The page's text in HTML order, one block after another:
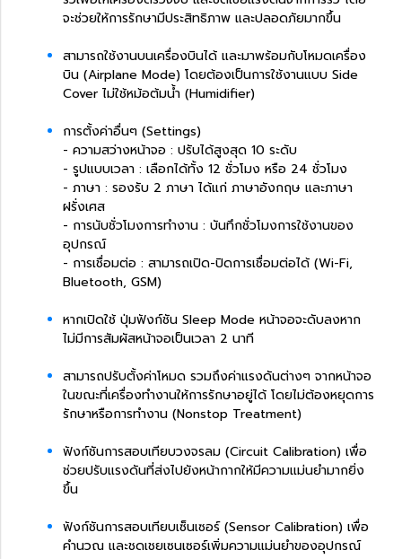
จะช่วยให้การรักษามีประสิทธิภาพ และปลอดภัยมากขึ้น
สามารถใช้งานบนเครื่องบินได้ และมาพร้อมกับโหมดเครื่อง
บิน (Airplane Mode) โดยต้องเป็นการใช้งานแบบ Side
Cover ไม่ใช้หม้อต้มน้ำ (Humidifier)
การตั้งค่าอื่นๆ (Settings)
- ความสว่างหน้าจอ : ปรับได้สูงสุด 10 ระดับ
- รูปแบบเวลา : เลือกได้ทั้ง 12 ชั่วโมง หรือ 24 ชั่วโมง
- ภาษา : รองรับ 2 ภาษา ได้แก่ ภาษาอังกฤษ และภาษา
ฝรั่งเศส
- การนับชั่วโมงการทำงาน : บันทึกชั่วโมงการใช้งานของ
อุปกรณ์
- การเชื่อมต่อ : สามารถเปิด-ปิดการเชื่อมต่อได้ (Wi-Fi,
Bluetooth, GSM)
หากเปิดใช้ ปุ่มฟังก์ชัน Sleep Mode หน้าจอจะดับลงหาก
ไม่มีการสัมผัสหน้าจอเป็นเวลา 2 นาที
สามารถปรับตั้งค่าโหมด รวมถึงค่าแรงดันต่างๆ จากหน้าจอ
ในขณะที่เครื่องทำงานให้การรักษาอยู่ได้ โดยไม่ต้องหยุดการ
รักษาหรือการทำงาน (Nonstop Treatment)
ฟังก์ชันการสอบเทียบวงจรลม (Circuit Calibration) เพื่อ
ช่วยปรับแรงดันที่ส่งไปยังหน้ากากให้มีความแม่นยำมากยิ่ง
ขึ้น
ฟังก์ชันการสอบเทียบเซ็นเซอร์ (Sensor Calibration) เพื่อ
คำนวณ และชดเชยเซนเซอร์เพิ่มความแม่นยำของอุปกรณ์